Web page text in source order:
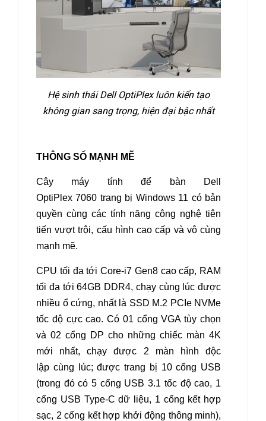
Hệ sinh thái Dell OptiPlex luôn kiến tạo
không gian sang trọng, hiện đại bậc nhất
THÔNG SỐ MẠNH MẼ
Cây máy tính để bàn Dell
OptiPlex 7060 trang bị Windows 11 có bản
quyền cùng các tính năng công nghệ tiên
tiến vượt trội, cấu hình cao cấp và vô cùng
mạnh mẽ.
CPU tối đa tới Core-i7 Gen8 cao cấp, RAM
tối đa tới 64GB DDR4, chạy cùng lúc được
nhiều ổ cứng, nhất là SSD M.2 PCIe NVMe
tốc độ cực cao. Có 01 cổng VGA tùy chọn
và 02 cổng DP cho những chiếc màn 4K
mới nhất, chạy được 2 màn hình độc
lập cùng lúc; được trang bị 10 cổng USB
(trong đó có 5 cổng USB 3.1 tốc độ cao, 1
cổng USB Type-C dữ liệu, 1 cổng kết hợp
sạc, 2 cổng kết hợp khởi động thông minh),